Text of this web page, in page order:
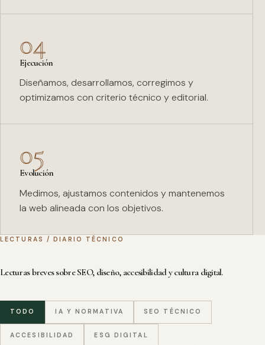
04
Ejecución
Diseñamos, desarrollamos, corregimos y
optimizamos con criterio técnico y editorial.
05
Evolución
Medimos, ajustamos contenidos y mantenemos
la web alineada con los objetivos.
LECTURAS / DIARIO TÉCNICO
Lecturas breves sobre SEO, diseño, accesibilidad y cultura digital.
TODO IA Y NORMATIVA SEO TÉCNICO
ACCESIBILIDAD ESG DIGITAL